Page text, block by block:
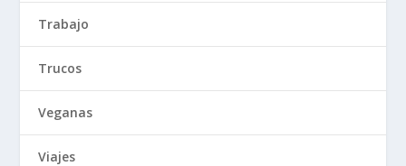
Trabajo
Trucos
Veganas
Viajes